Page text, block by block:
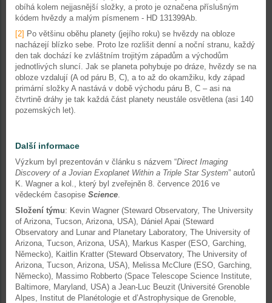
obíhá kolem nejjasnější složky, a proto je označena příslušným
kódem hvězdy a malým písmenem - HD 131399Ab.
[2] Po většinu oběhu planety (jejího roku) se hvězdy na obloze
nacházejí blízko sebe. Proto lze rozlišit denní a noční stranu, každý
den tak dochází ke zvláštním trojitým západům a východům
jednotlivých sluncí. Jak se planeta pohybuje po dráze, hvězdy se na
obloze vzdalují (A od páru B, C), a to až do okamžiku, kdy západ
primární složky A nastává v době východu páru B, C – asi na
čtvrtině dráhy je tak každá část planety neustále osvětlena (asi 140
pozemských let).
Další informace
Výzkum byl prezentován v článku s názvem “Direct Imaging
Discovery of a Jovian Exoplanet Within a Triple Star System” autorů
K. Wagner a kol., který byl zveřejněn 8. července 2016 ve
vědeckém časopise Science.
Složení týmu: Kevin Wagner (Steward Observatory, The University
of Arizona, Tucson, Arizona, USA), Dániel Apai (Steward
Observatory and Lunar and Planetary Laboratory, The University of
Arizona, Tucson, Arizona, USA), Markus Kasper (ESO, Garching,
Německo), Kaitlin Kratter (Steward Observatory, The University of
Arizona, Tucson, Arizona, USA), Melissa McClure (ESO, Garching,
Německo), Massimo Robberto (Space Telescope Science Institute,
Baltimore, Maryland, USA) a Jean-Luc Beuzit (Université Grenoble
Alpes, Institut de Planétologie et d’Astrophysique de Grenoble,